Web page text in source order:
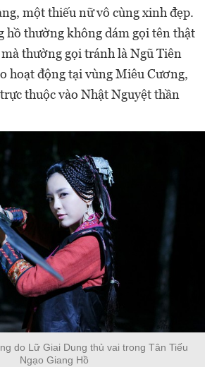
một thiếu nữ vô cùng xinh đẹp.
hồ thường không dám gọi tên thật
thường gọi tránh là Ngũ Tiên
hoạt động tại vùng Miêu Cương,
thuộc vào Nhật Nguyệt thần
do Lữ Giai Dung thủ vai trong Tân Tiếu
Ngạo Giang Hồ